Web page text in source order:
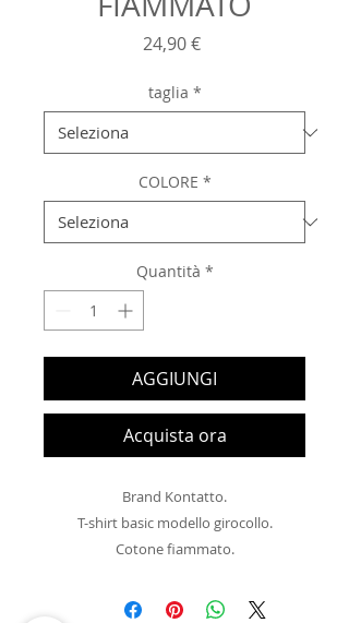
24,90 €Prezzo
taglia *
COLORE *
Quantità *
AGGIUNGI
Acquista ora
Brand Kontatto.
T-shirt basic modello girocollo.
Cotone fiammato.